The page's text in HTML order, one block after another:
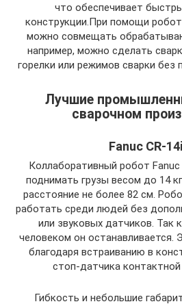
что обеспечивает
конструкции.При помощи
можно совмещать
например, можно сделать
горелки или режимов сварки без
Лучшие
сварочном
Fanuc CR-
Коллаборативный робот
поднимать грузы весом до 14
расстояние не более 82 см.
работать среди людей без
или звуковых датчиков. Так
человеком он
благодаря встраиванию в
стоп-датчика
Гибкость и небольшие